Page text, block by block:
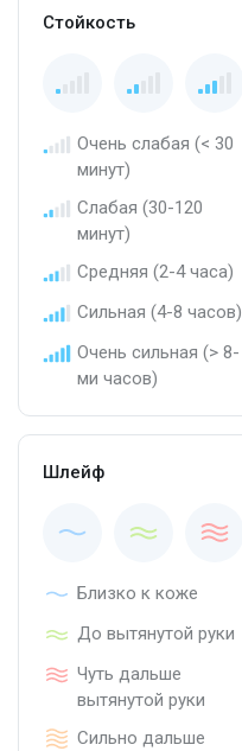
Стойкость
Очень слабая (< 30
минут)
Слабая (30-120
минут)
Средняя (2-4 часа)
Сильная (4-8 часов)
Очень сильная (> 8-
ми часов)
Шлейф
Близко к коже
До вытянутой руки
Чуть дальше
вытянутой руки
Сильно дальше